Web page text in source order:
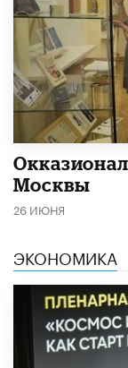
Москвы
26 ИЮНЯ
ЭКОНОМИКА